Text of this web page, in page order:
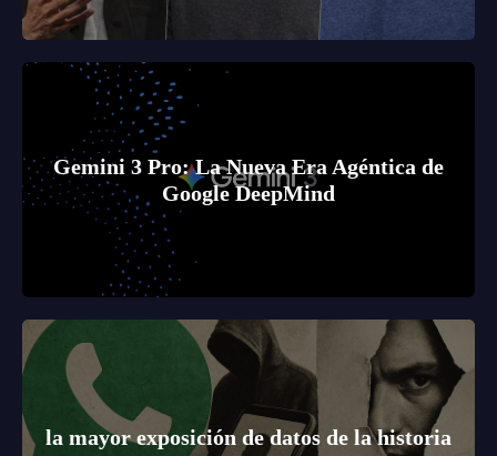
Gemini 3 Pro: La Nueva Era Agéntica de
Google DeepMind
la mayor exposición de datos de la historia